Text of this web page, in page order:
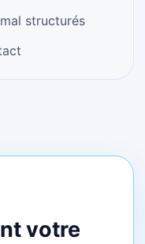
structurés
votre